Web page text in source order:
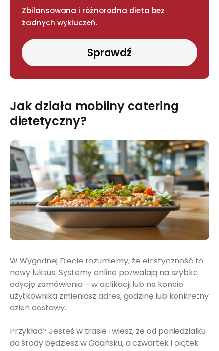
Zbilansowana i różnorodna dieta bez
żadnych wykluczeń.
Sprawdź
Jak działa mobilny catering
dietetyczny?
W Wygodnej Diecie rozumiemy, że elastyczność to
nowy luksus. Systemy online pozwalają na szybką
edycję zamówienia – w aplikacji lub na koncie
użytkownika zmieniasz adres, godzinę lub konkretny
dzień dostawy.
Przykład? Jesteś w trasie i wiesz, że od poniedziałku
do środy będziesz w Gdańsku, a czwartek i piątek